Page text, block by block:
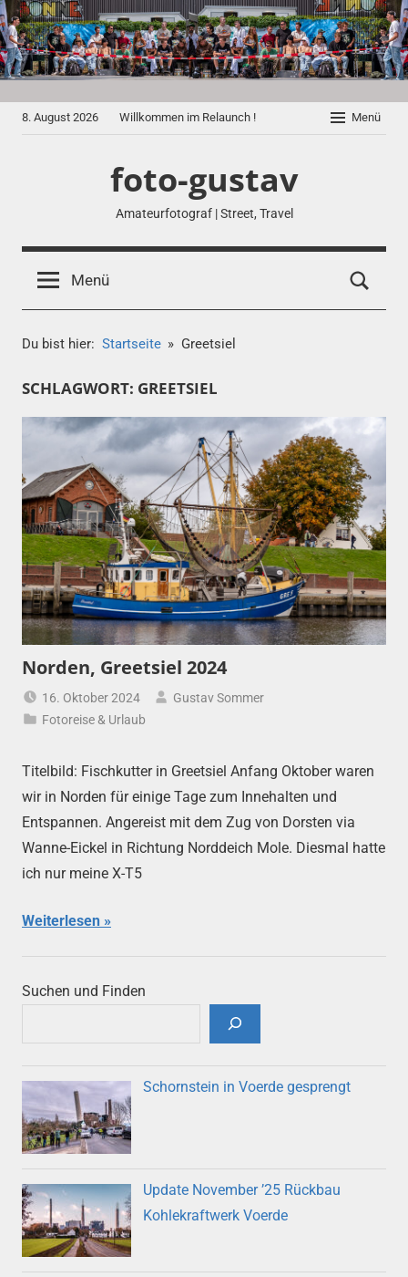
Zum
Inhalt
springen
8. August 2026 Willkommen im Relaunch ! Menü
foto-gustav
Amateurfotograf | Street, Travel
Menü
Du bist hier: Startseite Greetsiel
SCHLAGWORT: GREETSIEL
Norden, Greetsiel 2024
16. Oktober 2024
Gustav Sommer
Fotoreise & Urlaub
Titelbild: Fischkutter in Greetsiel Anfang Oktober waren
wir in Norden für einige Tage zum Innehalten und
Entspannen. Angereist mit dem Zug von Dorsten via
Wanne-Eickel in Richtung Norddeich Mole. Diesmal hatte
ich nur meine X-T5
Weiterlesen
Suchen und Finden
Schornstein in Voerde gesprengt
Update November ’25 Rückbau
Kohlekraftwerk Voerde